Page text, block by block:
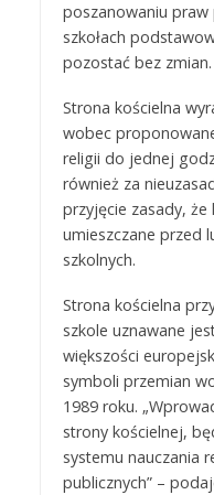
poszanowaniu praw
szkołach
pozostać bez zmian.
Strona kościelna
wobec
religii do jednej
również za
przyjęcie zasady,
umieszczane przed
szkolnych.
Strona kościelna
szkole uznawane
większości
symboli przemian
1989 roku.
strony kościelnej,
systemu nauczania
publicznych” –